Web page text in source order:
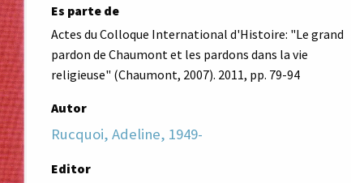
Es parte de
Actes du Colloque International d'Histoire: "Le grand
pardon de Chaumont et les pardons dans la vie
religieuse" (Chaumont, 2007). 2011, pp. 79-94
Autor
Rucquoi, Adeline, 1949-
Editor